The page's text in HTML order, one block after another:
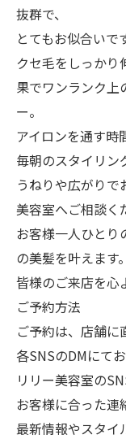
抜群で、
とてもお似合いで
クセ毛をしっかり
果でワンランク上
ー。
アイロンを通す時
毎朝のスタイリン
うねりや広がり
美容室へご相談く
お客様一人ひとり
の美髪を叶えます。
皆様のご来店を心
ご予約方法
ご予約は、店舗に
各SNSのDMにて
リリー美容室の
お客様に合った連
最新情報やスタイ